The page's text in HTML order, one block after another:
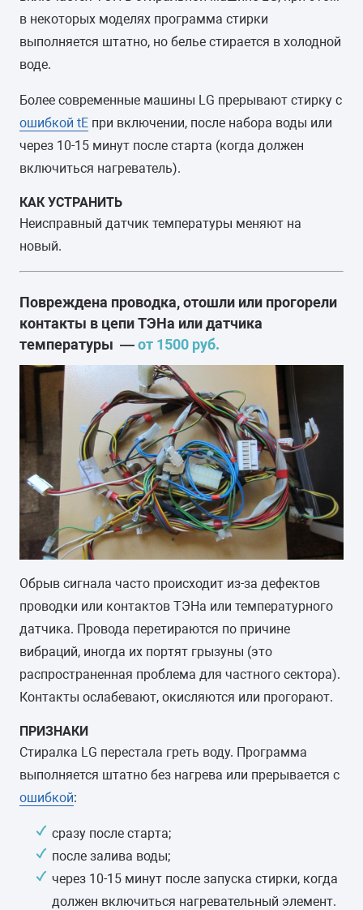
в некоторых моделях программа стирки
выполняется штатно, но белье стирается в холодной
воде.
Более современные машины LG прерывают стирку с
ошибкой tE при включении, после набора воды или
через 10-15 минут после старта (когда должен
включиться нагреватель).
КАК УСТРАНИТЬ
Неисправный датчик температуры меняют на
новый.
Повреждена проводка, отошли или прогорели
контакты в цепи ТЭНа или датчика
температуры —от 1500 руб.
Обрыв сигнала часто происходит из-за дефектов
проводки или контактов ТЭНа или температурного
датчика. Провода перетираются по причине
вибраций, иногда их портят грызуны (это
распространенная проблема для частного сектора).
Контакты ослабевают, окисляются или прогорают.
ПРИЗНАКИ
Стиралка LG перестала греть воду. Программа
выполняется штатно без нагрева или прерывается с
ошибкой:
сразу после старта;
после залива воды;
через 10-15 минут после запуска стирки, когда
должен включиться нагревательный элемент.